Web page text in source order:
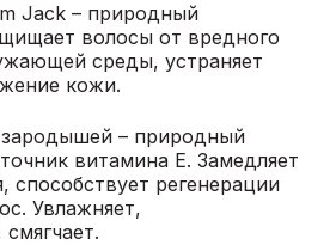
Jack – природный
волосы от вредного
среды, устраняет
кожи.
– природный
витамина Е. Замедляет
способствует регенерации
Увлажняет,